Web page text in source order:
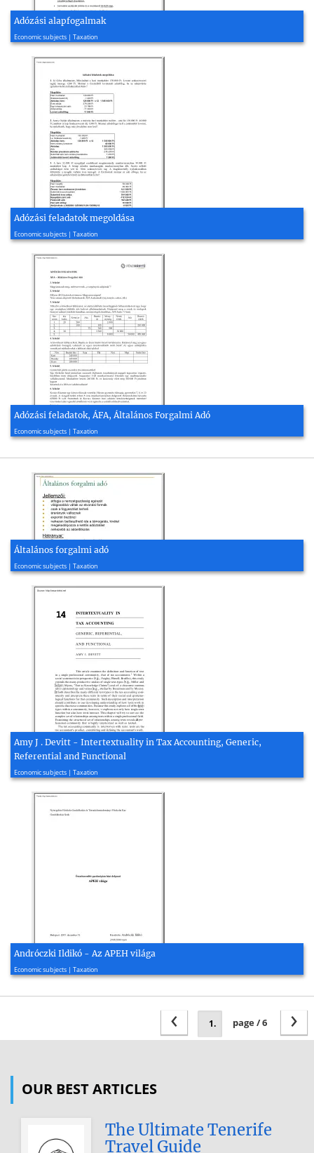
Adózási alapfogalmak
Economic subjects | Taxation
Adózási feladatok megoldása
Economic subjects | Taxation
Adózási feladatok, ÁFA, Általános Forgalmi Adó
Economic subjects | Taxation
Általános forgalmi adó
Economic subjects | Taxation
Amy J . Devitt - Intertextuality in Tax Accounting, Generic,
Referential and Functional
Economic subjects | Taxation
Andróczki Ildikó - Az APEH világa
Economic subjects | Taxation
›
page / 6
‹
OUR BEST ARTICLES
The Ultimate Tenerife
Travel Guide